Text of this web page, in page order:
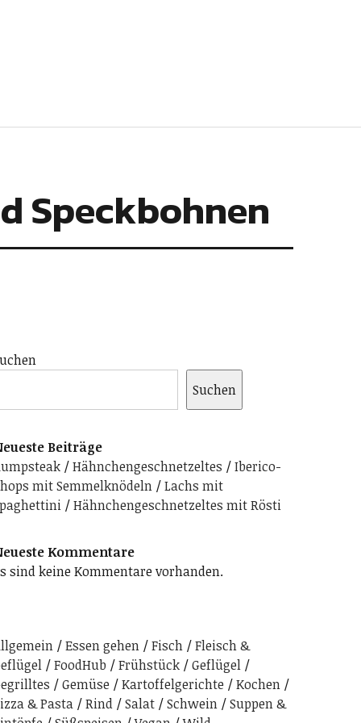
Speckbohnen
Suchen
Beiträge
Hähnchengeschnetzeltes
Iberico-
mit Semmelknödeln
Lachs mit
Hähnchengeschnetzeltes mit Rösti
Kommentare
sind keine Kommentare vorhanden.
Essen gehen Fisch
Fleisch &
FoodHub Frühstück
Geflügel
Gemüse Kartoffelgerichte
Kochen
& Pasta
Rind Salat Schwein
Suppen &